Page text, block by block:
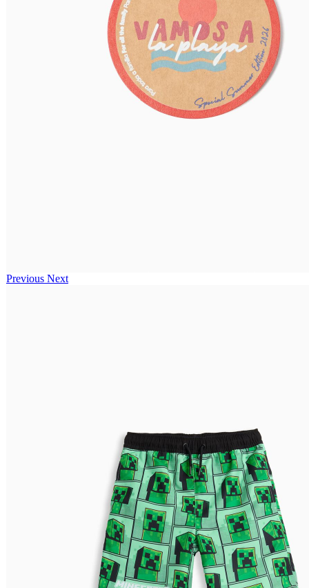
Previous Next